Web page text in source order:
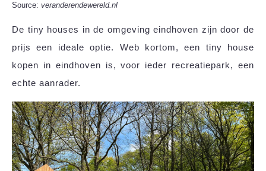
Source: veranderendewereld.nl
De tiny houses in de omgeving eindhoven zijn door de
prijs een ideale optie. Web kortom, een tiny house
kopen in eindhoven is, voor ieder recreatiepark, een
echte aanrader.